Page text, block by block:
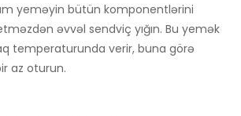
yeməyin bütün komponentlərini
əvvəl sendviç yığın. Bu yemək
temperaturunda verir, buna görə
az oturun.